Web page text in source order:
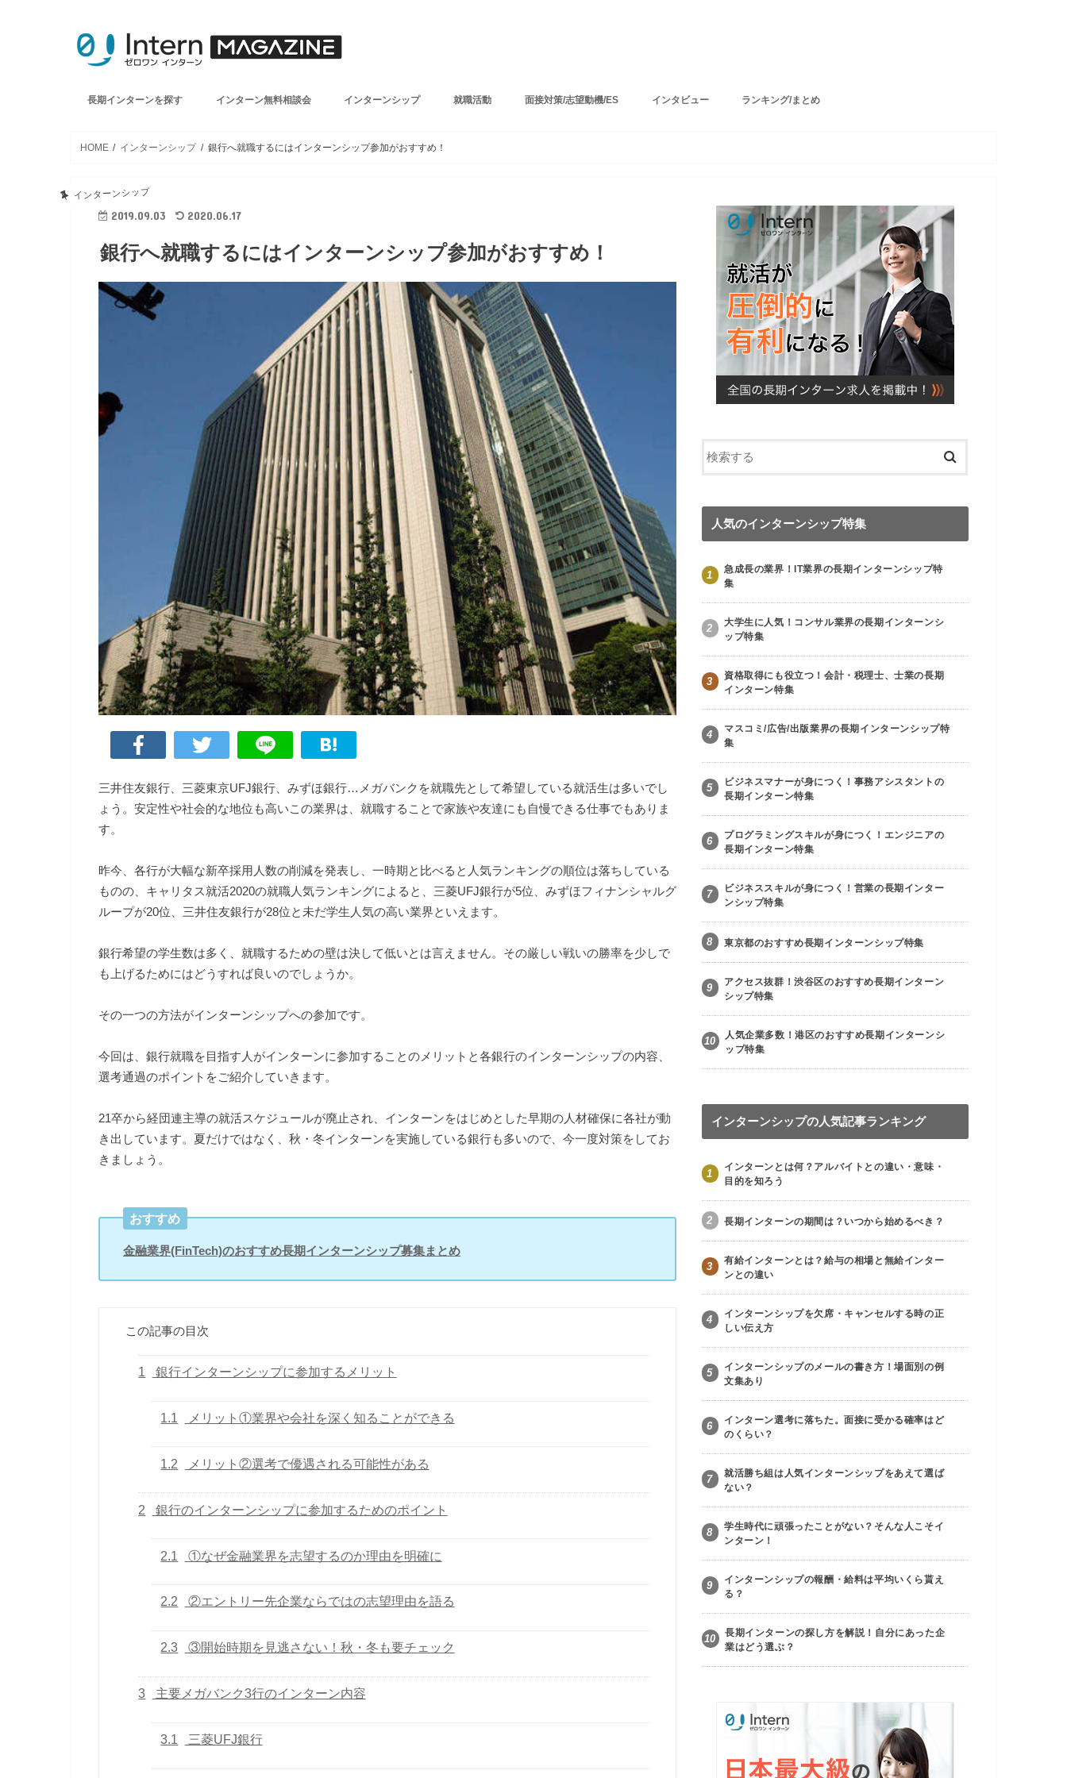
長期インターンを探す インターン無料相談会 インターンシップ 就職活動 面接対策/志望動機/ES インタビュー ランキング/まとめ
HOME インターンシップ 銀行へ就職するにはインターンシップ参加がおすすめ！
インターンシップ
2019.09.03 2020.06.17
銀行へ就職するにはインターンシップ参加がおすすめ！
三井住友銀行、三菱東京UFJ銀行、みずほ銀行…メガバンクを就職先として希望している就活生は多いでし
ょう。安定性や社会的な地位も高いこの業界は、就職することで家族や友達にも自慢できる仕事でもありま
す。
昨今、各行が大幅な新卒採用人数の削減を発表し、一時期と比べると人気ランキングの順位は落ちしている
ものの、キャリタス就活2020の就職人気ランキングによると、三菱UFJ銀行が5位、みずほフィナンシャルグ
ループが20位、三井住友銀行が28位と未だ学生人気の高い業界といえます。
銀行希望の学生数は多く、就職するための壁は決して低いとは言えません。その厳しい戦いの勝率を少しで
も上げるためにはどうすれば良いのでしょうか。
その一つの方法がインターンシップへの参加です。
今回は、銀行就職を目指す人がインターンに参加することのメリットと各銀行のインターンシップの内容、
選考通過のポイントをご紹介していきます。
21卒から経団連主導の就活スケジュールが廃止され、インターンをはじめとした早期の人材確保に各社が動
き出しています。夏だけではなく、秋・冬インターンを実施している銀行も多いので、今一度対策をしてお
きましょう。
おすすめ
金融業界(FinTech)のおすすめ長期インターンシップ募集まとめ
この記事の目次
1 銀行インターンシップに参加するメリット
1.1 メリット①業界や会社を深く知ることができる
1.2 メリット②選考で優遇される可能性がある
2 銀行のインターンシップに参加するためのポイント
2.1 ①なぜ金融業界を志望するのか理由を明確に
2.2 ②エントリー先企業ならではの志望理由を語る
2.3 ③開始時期を見逃さない！秋・冬も要チェック
3 主要メガバンク3行のインターン内容
3.1 三菱UFJ銀行
人気のインターンシップ特集
1
急成長の業界！IT業界の長期インターンシップ特
集
2
大学生に人気！コンサル業界の長期インターンシ
ップ特集
3
資格取得にも役立つ！会計・税理士、士業の長期
インターン特集
4
マスコミ/広告/出版業界の長期インターンシップ特
集
5
ビジネスマナーが身につく！事務アシスタントの
長期インターン特集
6
プログラミングスキルが身につく！エンジニアの
長期インターン特集
7
ビジネススキルが身につく！営業の長期インター
ンシップ特集
8 東京都のおすすめ長期インターンシップ特集
9
アクセス抜群！渋谷区のおすすめ長期インターン
シップ特集
10
人気企業多数！港区のおすすめ長期インターンシ
ップ特集
インターンシップの人気記事ランキング
1
インターンとは何？アルバイトとの違い・意味・
目的を知ろう
2 長期インターンの期間は？いつから始めるべき？
3
有給インターンとは？給与の相場と無給インター
ンとの違い
4
インターンシップを欠席・キャンセルする時の正
しい伝え方
5
インターンシップのメールの書き方！場面別の例
文集あり
6
インターン選考に落ちた。面接に受かる確率はど
のくらい？
7
就活勝ち組は人気インターンシップをあえて選ば
ない？
8
学生時代に頑張ったことがない？そんな人こそイ
ンターン！
9
インターンシップの報酬・給料は平均いくら貰え
る？
10
長期インターンの探し方を解説！自分にあった企
業はどう選ぶ？